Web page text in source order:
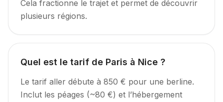
Cela fractionne le trajet et permet de découvrir
plusieurs régions.
Quel est le tarif de Paris à Nice ?
Le tarif aller débute à 850 € pour une berline.
Inclut les péages (~80 €) et l’hébergement